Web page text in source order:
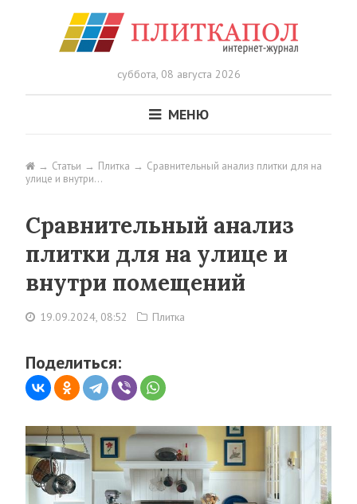
суббота,08 августа 2026
МЕНЮ
Статьи Плитка
Сравнительный анализ плитки для на
улице и внутри…
Сравнительный анализ
плитки для на улице и
внутри помещений
19.09.2024, 08:52 Плитка
Поделиться: